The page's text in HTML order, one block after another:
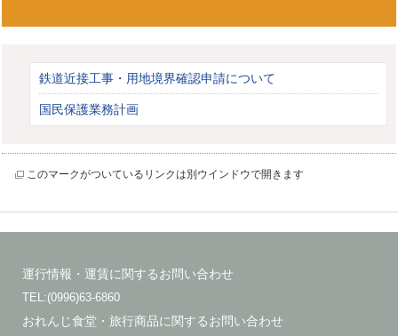
鉄道近接工事・用地境界確認申請について
国民保護業務計画
このマークがついているリンクは別ウインドウで開きます
運行情報・運賃に関するお問い合わせ
TEL:(0996)63-6860
おれんじ食堂・旅行商品に関するお問い合わせ